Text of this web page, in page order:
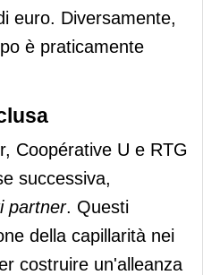
euro. Diversamente,
è praticamente
Coopérative U e RTG
successiva,
partner. Questi
della capillarità nei
costruire un'alleanza